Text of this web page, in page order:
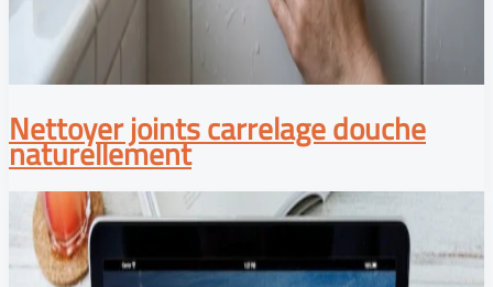
Nettoyer joints carrelage douche
naturellement